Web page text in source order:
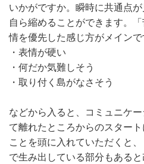
いかがですか。瞬時に共通点
自ら縮めることができます。
情を優先した感じ方がメインで
・表情が硬い
・何だか気難しそう
・取り付く島がなさそう
などから入ると、コミュニケ
て離れたところからのスター
ことを頭に入れていただくと
で生み出している部分もある